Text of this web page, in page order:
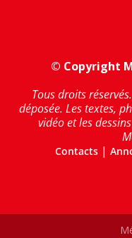
© Copyright
Tous droits
déposée. Les textes,
vidéo et les
Contacts|